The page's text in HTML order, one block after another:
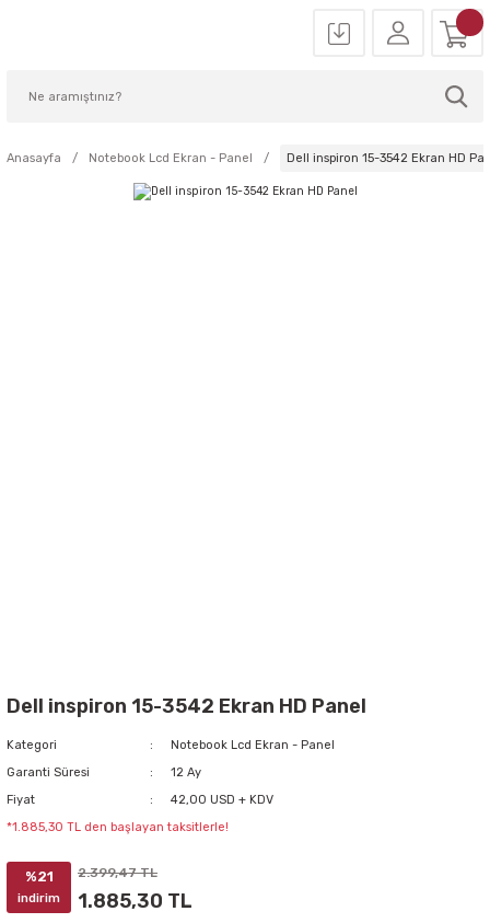
Anasayfa Notebook Lcd Ekran - Panel Dell inspiron 15-3542 Ekran HD
Dell inspiron 15-3542 Ekran HD Panel
Kategori
Notebook Lcd Ekran - Panel
Garanti Süresi
12 Ay
Fiyat
42,00 USD + KDV
*1.885,30 TL den başlayan taksitlerle!
%21
indirim
2.399,47 TL
1.885,30 TL